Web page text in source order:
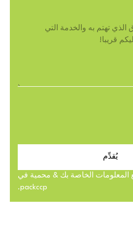
يُقدِّم
المعلومات الخاصة بك & محمية في
packccp.